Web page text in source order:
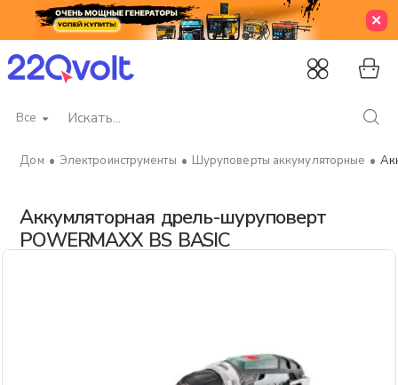
Все
Искать...
Аккумляторная дрель-шуруповерт
POWERMAXX BS BASIC
Электроинструменты Шуруповерты аккумуляторные